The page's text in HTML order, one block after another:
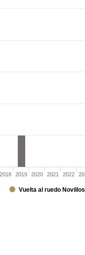
Vuelta al ruedo Novillos
2018 2019 2020 2021 2022